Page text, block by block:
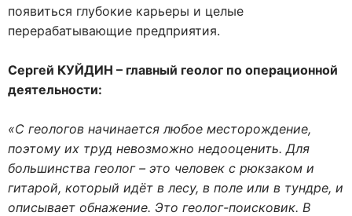
появиться глубокие карьеры и целые
перерабатывающие предприятия.
Сергей КУЙДИН – главный геолог по операционной
деятельности:
«С геологов начинается любое месторождение,
поэтому их труд невозможно недооценить. Для
большинства геолог – это человек с рюкзаком и
гитарой, который идёт в лесу, в поле или в тундре, и
описывает обнажение. Это геолог-поисковик. В